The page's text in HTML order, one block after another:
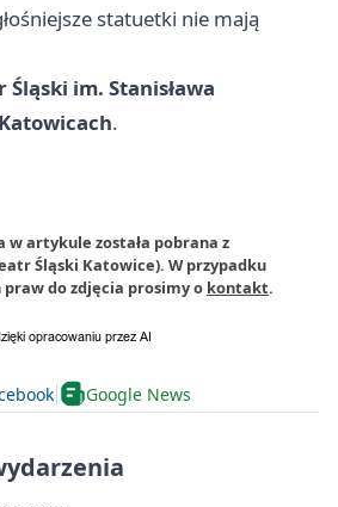
statuetki nie mają
Śląski im. Stanisława
.
artykule została pobrana z
Śląski Katowice). W przypadku
do zdjęcia prosimy o kontakt.
Google News